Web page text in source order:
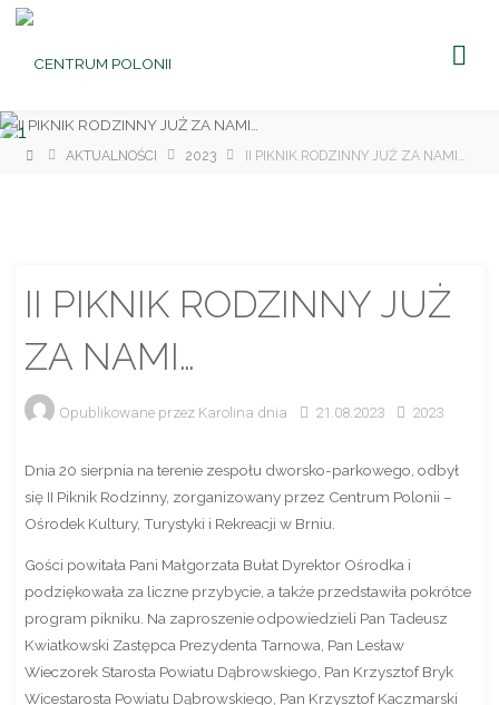
Rekreacji
StronaAKTUALNOŚCI 2023 II PIKNIK RODZINNY JUŻ ZA NAMI…
II PIKNIK RODZINNY JUŻ
ZA NAMI…
Opublikowane przez Karolina dnia 21.08.2023 2023
Dnia 20 sierpnia na terenie zespołu dworsko-parkowego, odbył
się II Piknik Rodzinny, zorganizowany przez Centrum Polonii –
Ośrodek Kultury, Turystyki i Rekreacji w Brniu.
Gości powitała Pani Małgorzata Bułat Dyrektor Ośrodka i
podziękowała za liczne przybycie, a także przedstawiła pokrótce
program pikniku. Na zaproszenie odpowiedzieli Pan Tadeusz
Kwiatkowski Zastępca Prezydenta Tarnowa, Pan Lesław
Wieczorek Starosta Powiatu Dąbrowskiego, Pan Krzysztof Bryk
Wicestarosta Powiatu Dąbrowskiego, Pan Krzysztof Kaczmarski